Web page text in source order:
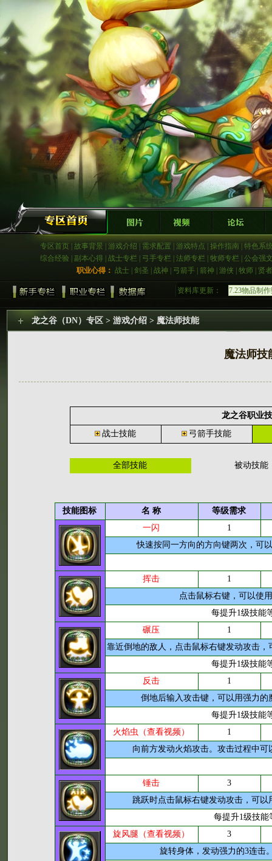
专区首页 故事背景 游戏介绍 需求配置 游戏特点 操作指南
特色系
综合经验
副本心得 战士专栏 弓手专栏 法师专栏 牧师专栏
公会强
职业心得： 战士 |剑圣 |战神 弓箭手 |箭神 |游侠 |牧师 贤
资料库更新：
7.23物品制
7.26技能数
7.28物品强
7.20称号成
7.22任务数
龙之谷（DN）专区 > 游戏介绍 > 魔法师技能
魔法师技
龙之谷职业
战士技能
弓箭手技能
全部技能 被动技能
技能图标 名 称
等级需求
一闪
1
快速按同一方向的方向键两次，可
挥击
1
点击鼠标右键，可以使
每提升1级技能
碾压
1
靠近倒地的敌人，点击鼠标右键发动攻击
每提升1级技能
反击
1
倒地后输入攻击键，可以用强力
每提升1级技能
火焰虫（查看视频）
1
向前方发动火焰攻击。攻击过程中
锤击
3
跳跃时点击鼠标右键发动攻击，可
每提升1级技能
旋风腿（查看视频）
3
旋转身体，发动强力的3连击